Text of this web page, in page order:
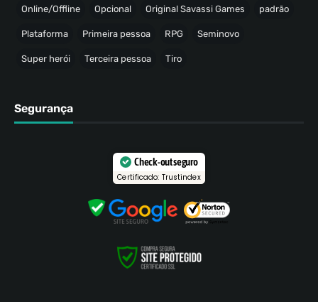
Online/Offline Opcional Original Savassi Games padrão
Plataforma Primeira pessoa RPG Seminovo
Super herói Terceira pessoa Tiro
Segurança
Check-out seguro
Certificado: Trustindex